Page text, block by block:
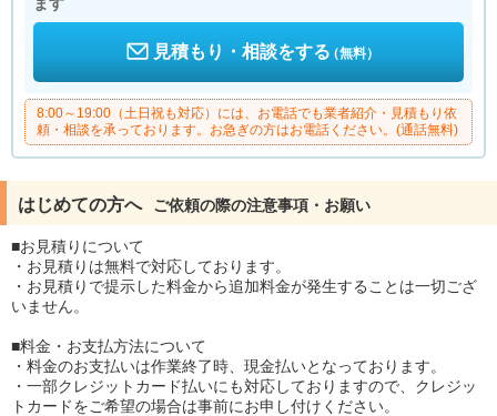
見積もり・相談をする（無料）
8:00～19:00（土日祝も対応）には、お電話でも業者紹介・見積もり依
頼・相談を承っております。お急ぎの方はお電話ください。(通話無料)
はじめての方へ ご依頼の際の注意事項・お願い
■お見積りについて
・お見積りは無料で対応しております。
・お見積りで提示した料金から追加料金が発生することは一切ござ
いません。
■料金・お支払方法について
・料金のお支払いは作業終了時、現金払いとなっております。
・一部クレジットカード払いにも対応しておりますので、クレジッ
トカードをご希望の場合は事前にお申し付けください。